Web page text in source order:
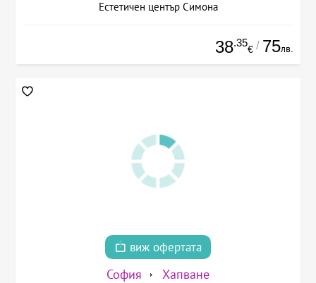
Естетичен център Симона
38.35
€ / 75лв.
виж офертата
София Хапване